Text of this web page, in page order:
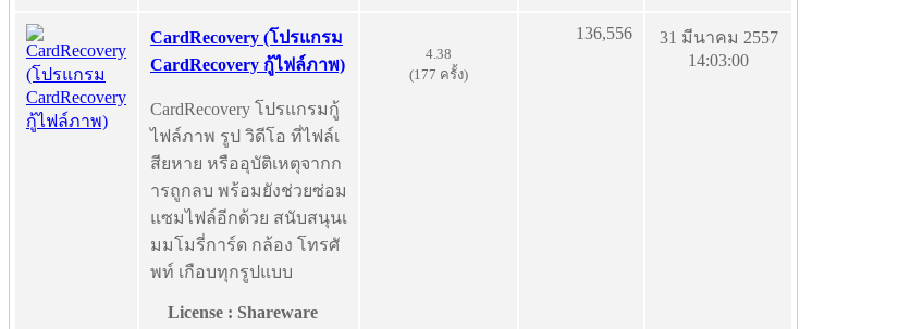
CardRecovery (โปรแกรม
CardRecovery กู้ไฟล์ภาพ)
CardRecovery โปรแกรมกู้
ไฟล์ภาพ รูป วิดีโอ ที่ไฟล์เ
สียหาย หรืออุบัติเหตุจากก
ารถูกลบ พร้อมยังช่วยซ่อม
แซมไฟล์อีกด้วย สนับสนุนเ
มมโมรี่การ์ด กล้อง โทรศั
พท์ เกือบทุกรูปแบบ
License : Shareware
4.38
(177 ครั้ง)
136,556
31 มีนาคม 2557
14:03:00